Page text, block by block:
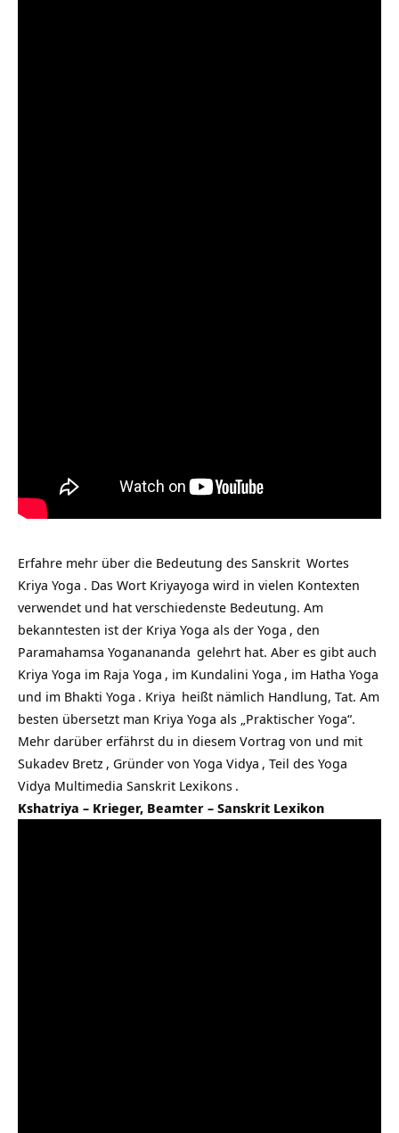
Erfahre mehr über die Bedeutung des Sanskrit Wortes
Kriya Yoga . Das Wort Kriyayoga wird in vielen Kontexten
verwendet und hat verschiedenste Bedeutung. Am
bekanntesten ist der Kriya Yoga als der Yoga , den
Paramahamsa Yoganananda gelehrt hat. Aber es gibt auch
Kriya Yoga im Raja Yoga , im Kundalini Yoga , im Hatha Yoga
und im Bhakti Yoga . Kriya heißt nämlich Handlung, Tat. Am
besten übersetzt man Kriya Yoga als „Praktischer Yoga“.
Mehr darüber erfährst du in diesem Vortrag von und mit
Sukadev Bretz , Gründer von Yoga Vidya , Teil des Yoga
Vidya Multimedia Sanskrit Lexikons .
Kshatriya – Krieger, Beamter – Sanskrit Lexikon